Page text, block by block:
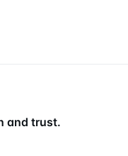
and trust.